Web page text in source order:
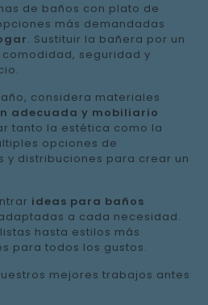
de baños con plato de
más demandadas
. Sustituir la bañera por un
seguridad y
considera materiales
adecuada y mobiliario
tanto la estética como la
opciones de
y distribuciones para crear un
ideas para baños
a cada necesidad.
hasta estilos más
para todos los gustos.
mejores trabajos antes